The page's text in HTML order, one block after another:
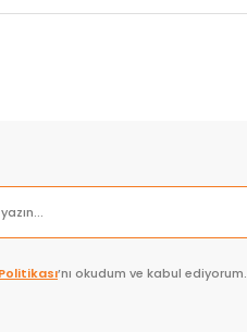
’nı okudum ve kabul ediyorum.